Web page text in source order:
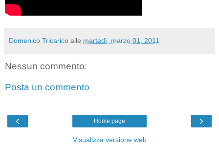
Domenico Tricarico alle martedì, marzo 01, 2011
Nessun commento:
Posta un commento
‹ ›
Home page
Visualizza versione web